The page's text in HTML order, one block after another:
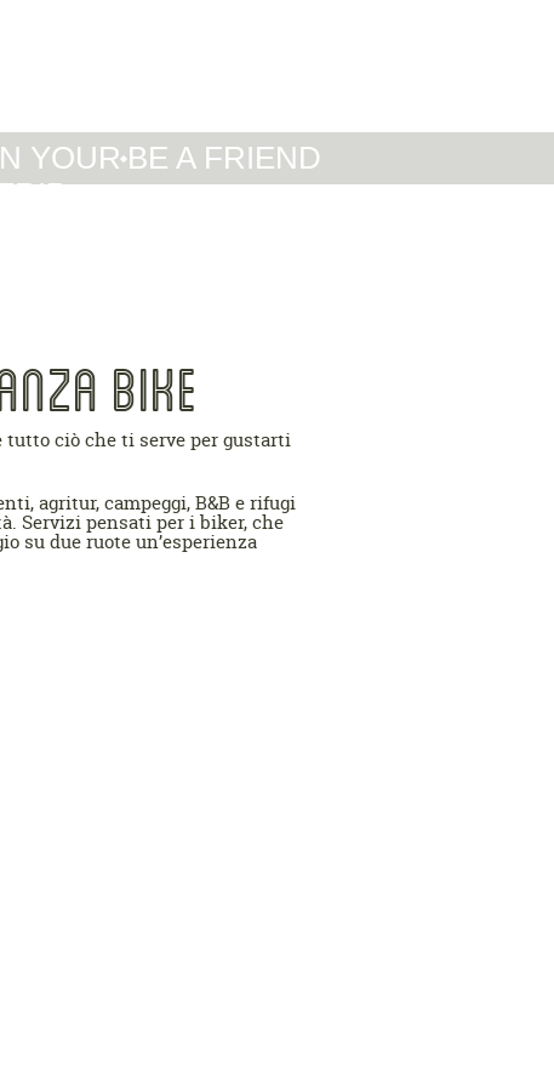
YOUR BE A FRIEND
BIKE
tutto ciò che ti serve per gustarti
agritur, campeggi, B&B e rifugi
Servizi pensati per i biker, che
su due ruote un’esperienza